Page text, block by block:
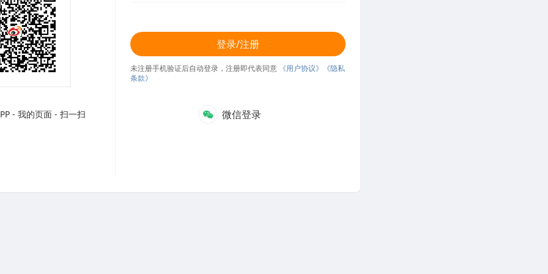
- 我的页面 - 扫一扫
登录/注册
未注册手机验证后自动登录，注册即代表同意 《用户协议》
《隐私
条款》
微信登录